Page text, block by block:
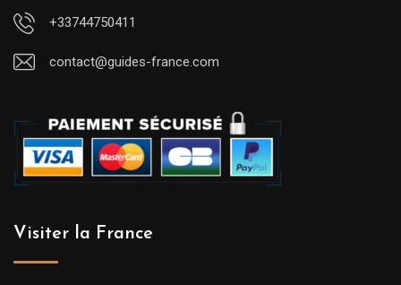
+33744750411
contact@guides-france.com
Visiter la France